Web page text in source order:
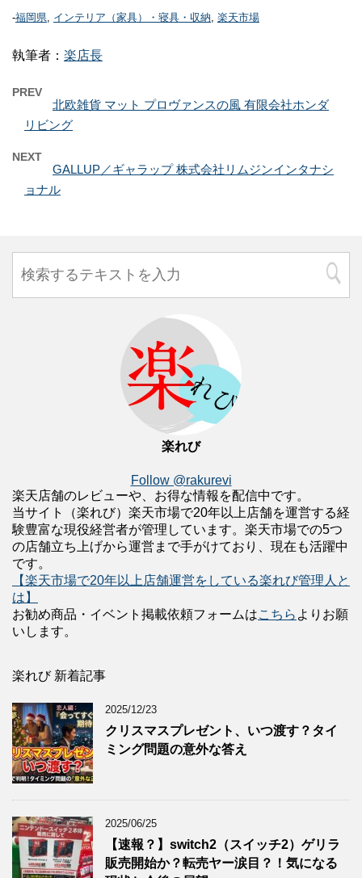
-福岡県, インテリア（家具）・寝具・収納, 楽天市場
執筆者： 楽店長
PREV
北欧雑貨 マット プロヴァンスの風 有限会社ホンダ
リビング
NEXT
GALLUP／ギャラップ 株式会社リムジンインタナシ
ョナル
楽れび
Follow @rakurevi
楽天店舗のレビューや、お得な情報を配信中です。
当サイト（楽れび）楽天市場で20年以上店舗を運営する経
験豊富な現役経営者が管理しています。楽天市場での5つ
の店舗立ち上げから運営まで手がけており、現在も活躍中
です。
【楽天市場で20年以上店舗運営をしている楽れび管理人と
は】
お勧め商品・イベント掲載依頼フォームはこちら よりお願
いします。
楽れび 新着記事
2025/12/23
クリスマスプレゼント、いつ渡す？タイ
ミング問題の意外な答え
2025/06/25
【速報？】switch2（スイッチ2）ゲリラ
販売開始か？転売ヤー涙目？！気になる